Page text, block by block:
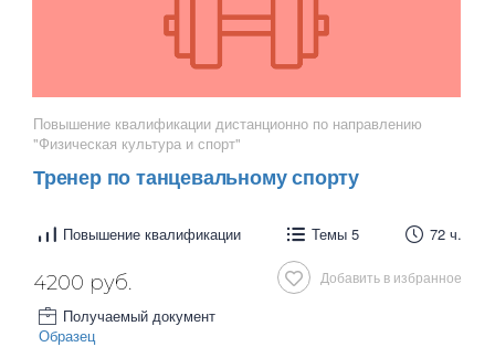
Повышение квалификации дистанционно по направлению
"Физическая культура и спорт"
Тренер по танцевальному спорту
Повышение квалификации Темы 5 72 ч.
Добавить в избранное
4200 руб.
Получаемый документ
Образец